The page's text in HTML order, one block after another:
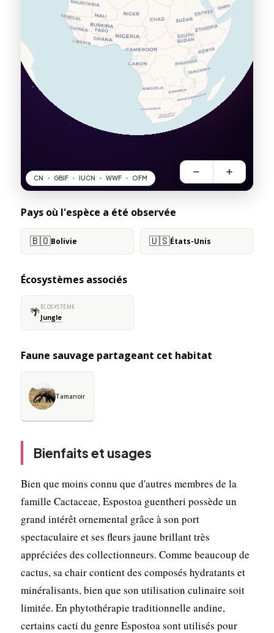
Pays où l'espèce a été observée
🇧🇴Bolivie 🇺🇸États-Unis
Écosystèmes associés
🌴ÉCOSYSTÈME
Jungle
Faune sauvage partageant cet habitat
Tamanoir
Bienfaits et usages
Bien que moins connu que d'autres membres de la
famille Cactaceae, Espostoa guentheri possède un
grand intérêt ornemental grâce à son port
spectaculaire et ses fleurs jaune brillant très
appréciées des collectionneurs. Comme beaucoup de
cactus, sa chair contient des composés hydratants et
minéralisants, bien que son utilisation culinaire soit
limitée. En phytothérapie traditionnelle andine,
certains cacti du genre Espostoa sont utilisés pour